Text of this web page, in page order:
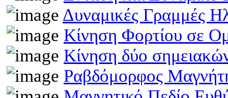
Δυναμικές Γραμμές
Κίνηση Φορτίου σε
Κίνηση δύο
Ραβδόμορφος